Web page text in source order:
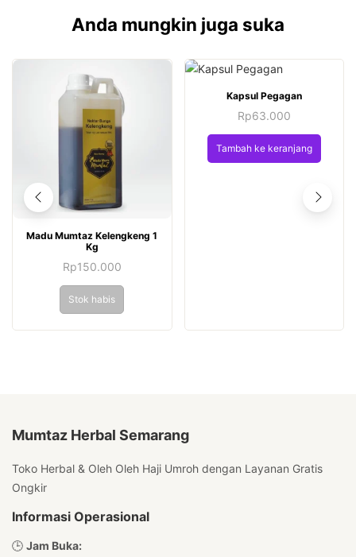
Anda mungkin juga suka
Madu Mumtaz Kelengkeng 1
Kg
Rp150.000
Stok habis
Kapsul Pegagan
Rp63.000
Tambah ke keranjang
Mumtaz Herbal Semarang
Toko Herbal & Oleh Oleh Haji Umroh dengan Layanan Gratis
Ongkir
Informasi Operasional
🕒 Jam Buka: